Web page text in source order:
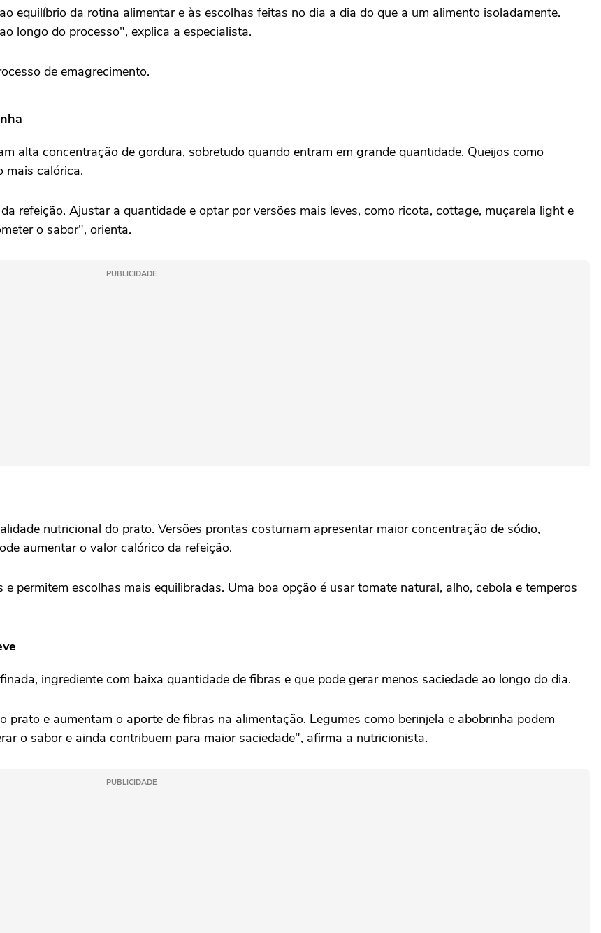
equilíbrio da rotina alimentar e às escolhas feitas no dia a dia do que a um alimento isoladamente.
longo do processo", explica a especialista.
de emagrecimento.
alta concentração de gordura, sobretudo quando entram em grande quantidade. Queijos como
mais calórica.
refeição. Ajustar a quantidade e optar por versões mais leves, como ricota, cottage, muçarela light e
o sabor", orienta.
PUBLICIDADE
nutricional do prato. Versões prontas costumam apresentar maior concentração de sódio,
aumentar o valor calórico da refeição.
permitem escolhas mais equilibradas. Uma boa opção é usar tomate natural, alho, cebola e temperos
ingrediente com baixa quantidade de fibras e que pode gerar menos saciedade ao longo do dia.
e aumentam o aporte de fibras na alimentação. Legumes como berinjela e abobrinha podem
o sabor e ainda contribuem para maior saciedade", afirma a nutricionista.
PUBLICIDADE